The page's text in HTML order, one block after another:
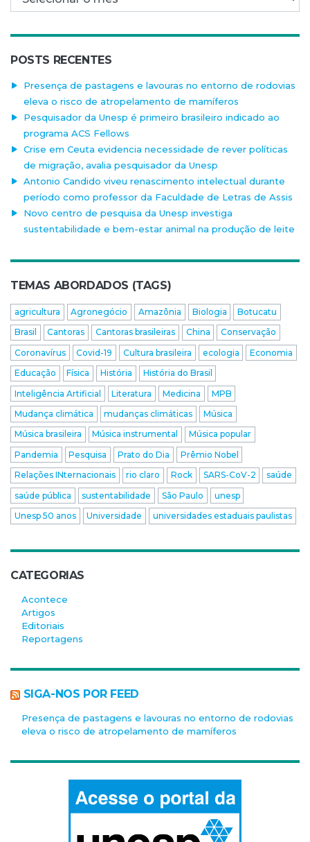
POSTS RECENTES
Presença de pastagens e lavouras no entorno de rodovias
eleva o risco de atropelamento de mamíferos
Pesquisador da Unesp é primeiro brasileiro indicado ao
programa ACS Fellows
Crise em Ceuta evidencia necessidade de rever políticas
de migração, avalia pesquisador da Unesp
Antonio Candido viveu renascimento intelectual durante
período como professor da Faculdade de Letras de Assis
Novo centro de pesquisa da Unesp investiga
sustentabilidade e bem-estar animal na produção de leite
TEMAS ABORDADOS (TAGS)
agricultura Agronegócio Amazônia Biologia
Botucatu
Brasil
Cantoras Cantoras brasileiras China
Conservação
Coronavírus
Covid-19 Cultura brasileira ecologia
Economia
Educação
Física História
História do Brasil
Inteligência Artificial
Literatura Medicina
MPB
Mudança climática
mudanças climáticas
Música
Música brasileira
Música instrumental
Música popular
Pandemia
Pesquisa Prato do Dia
Prêmio Nobel
Relações INternacionais
rio claro Rock SARS-CoV-2
saúde
saúde pública
sustentabilidade São Paulo
unesp
Unesp 50 anos
Universidade universidades estaduais paulistas
CATEGORIAS
Acontece
Artigos
Editoriais
Reportagens
SIGA-NOS POR FEED
Presença de pastagens e lavouras no entorno de rodovias
eleva o risco de atropelamento de mamíferos